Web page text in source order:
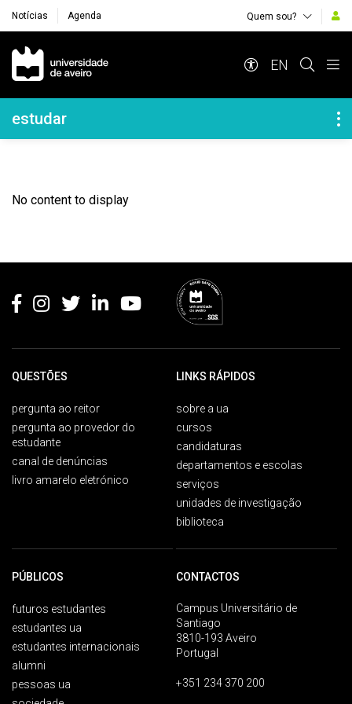
Notícias Agenda Quem sou?
Navegação Principal
EN
Navegação Lateral
estudar
No content to display
QUESTÕES
pergunta ao reitor
pergunta ao provedor do
estudante
canal de denúncias
livro amarelo eletrónico
LINKS RÁPIDOS
sobre a ua
cursos
candidaturas
departamentos e escolas
serviços
unidades de investigação
biblioteca
PÚBLICOS
futuros estudantes
estudantes ua
estudantes internacionais
alumni
pessoas ua
CONTACTOS
Campus Universitário de
Santiago
3810-193 Aveiro
Portugal
+351 234 370 200